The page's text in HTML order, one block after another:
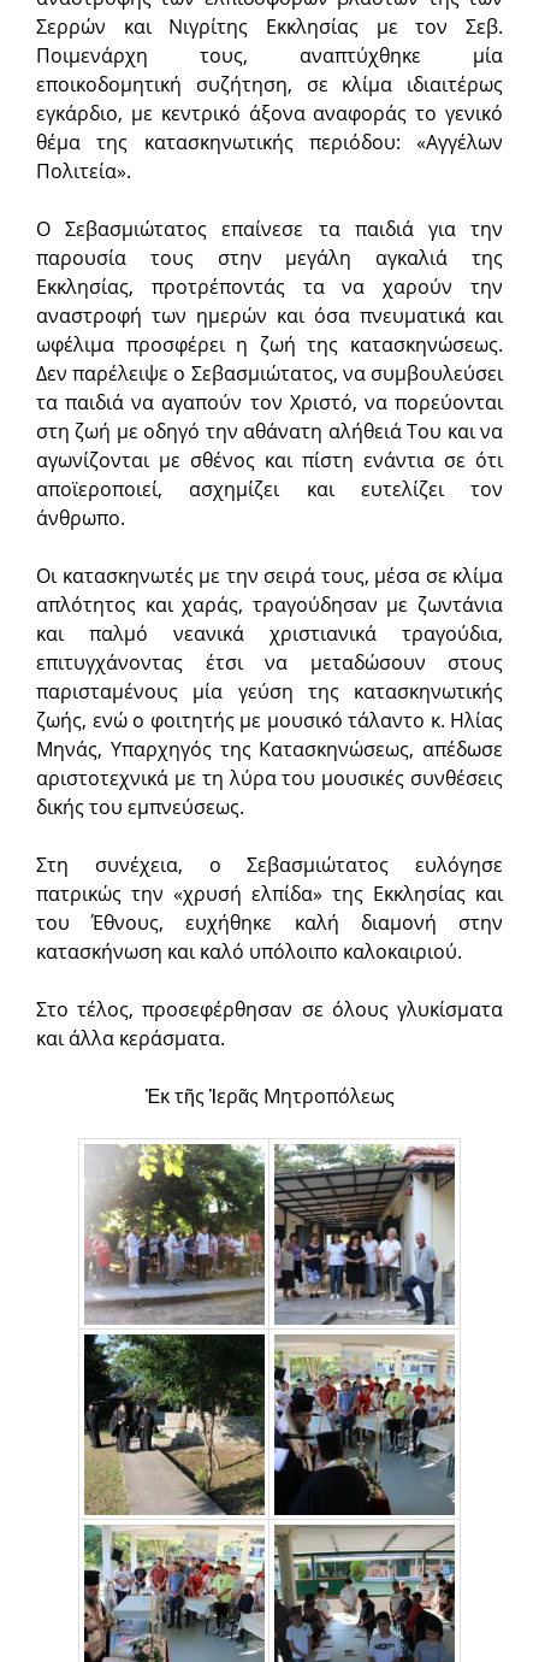
Σερρών και Νιγρίτης Εκκλησίας με τον Σεβ.
Ποιμενάρχη τους, αναπτύχθηκε μία
εποικοδομητική συζήτηση, σε κλίμα ιδιαιτέρως
εγκάρδιο, με κεντρικό άξονα αναφοράς το γενικό
θέμα της κατασκηνωτικής περιόδου: «Αγγέλων
Πολιτεία».
Ο Σεβασμιώτατος επαίνεσε τα παιδιά για την
παρουσία τους στην μεγάλη αγκαλιά της
Εκκλησίας, προτρέποντάς τα να χαρούν την
αναστροφή των ημερών και όσα πνευματικά και
ωφέλιμα προσφέρει η ζωή της κατασκηνώσεως.
Δεν παρέλειψε ο Σεβασμιώτατος, να συμβουλεύσει
τα παιδιά να αγαπούν τον Χριστό, να πορεύονται
στη ζωή με οδηγό την αθάνατη αλήθειά Του και να
αγωνίζονται με σθένος και πίστη ενάντια σε ότι
αποϊεροποιεί, ασχημίζει και ευτελίζει τον
άνθρωπο.
Οι κατασκηνωτές με την σειρά τους, μέσα σε κλίμα
απλότητος και χαράς, τραγούδησαν με ζωντάνια
και παλμό νεανικά χριστιανικά τραγούδια,
επιτυγχάνοντας έτσι να μεταδώσουν στους
παρισταμένους μία γεύση της κατασκηνωτικής
ζωής, ενώ ο φοιτητής με μουσικό τάλαντο κ. Ηλίας
Μηνάς, Υπαρχηγός της Κατασκηνώσεως, απέδωσε
αριστοτεχνικά με τη λύρα του μουσικές συνθέσεις
δικής του εμπνεύσεως.
Στη συνέχεια, ο Σεβασμιώτατος ευλόγησε
πατρικώς την «χρυσή ελπίδα» της Εκκλησίας και
του Έθνους, ευχήθηκε καλή διαμονή στην
κατασκήνωση και καλό υπόλοιπο καλοκαιριού.
Στο τέλος, προσεφέρθησαν σε όλους γλυκίσματα
και άλλα κεράσματα.
Ἐκ τῆς Ἱερᾶς Μητροπόλεως